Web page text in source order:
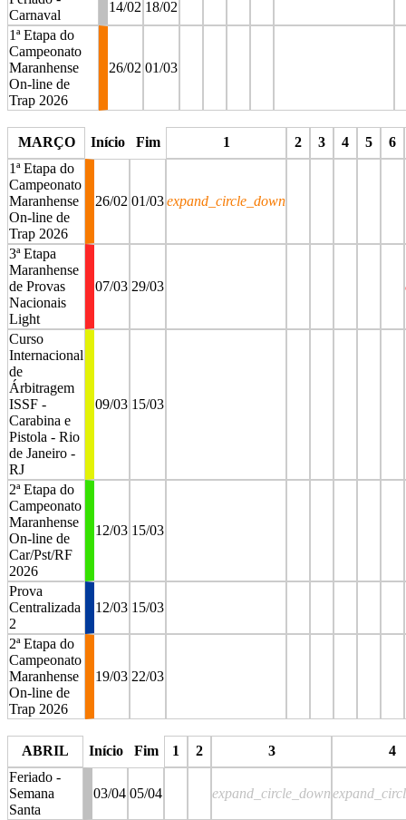
Carnaval
14/02 18/02
1ª Etapa do
Campeonato
Maranhense
On-line de
Trap 2026
26/02 01/03
MARÇO
Início Fim 1 2 3 4 5
6
1ª Etapa do
Campeonato
Maranhense
On-line de
Trap 2026
26/02 01/03expand_circle_down
3ª Etapa
Maranhense
de Provas
Nacionais
Light
07/03 29/03
Curso
Internacional
de
Árbitragem
ISSF -
Carabina e
Pistola - Rio
de Janeiro -
RJ
09/03 15/03
2ª Etapa do
Campeonato
Maranhense
On-line de
Car/Pst/RF
2026
12/03 15/03
Prova
Centralizada
2
12/03 15/03
2ª Etapa do
Campeonato
Maranhense
On-line de
Trap 2026
19/03 22/03
ABRIL
Início Fim 1 2 3
4
Feriado -
Semana
Santa
03/04 05/04 expand_circle_down